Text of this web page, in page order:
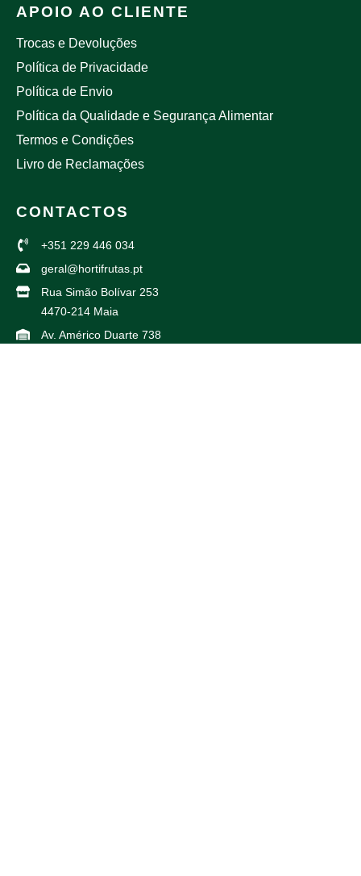
APOIO AO CLIENTE
Trocas e Devoluções
Política de Privacidade
Política de Envio
Política da Qualidade e Segurança Alimentar
Termos e Condições
Livro de Reclamações
CONTACTOS
+351 229 446 034
geral@hortifrutas.pt
Rua Simão Bolívar 253
4470-214 Maia
Av. Américo Duarte 738